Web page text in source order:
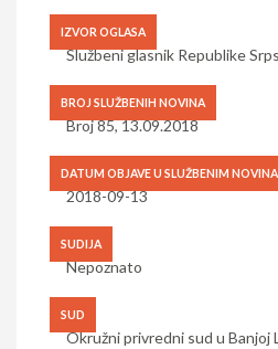
IZVOR OGLASA
Službeni glasnik Republike
BROJ SLUŽBENIH NOVINA
Broj 85, 13.09.2018
DATUM OBJAVE U SLUŽBENIM
2018-09-13
SUDIJA
Nepoznato
SUD
Okružni privredni sud u Banjoj